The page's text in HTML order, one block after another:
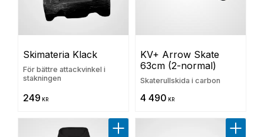
Skimateria Klack
För bättre attackvinkel i
stakningen
249 KR
KV+ Arrow Skate
63cm (2-normal)
Skaterullskida i carbon
4 490 KR